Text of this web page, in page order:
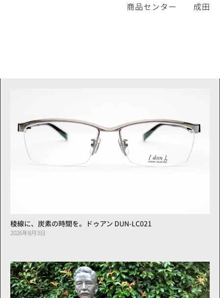
商品センター 成田
稜線に、炭素の時間を。ドゥアン DUN-LC021
2026年8月3日